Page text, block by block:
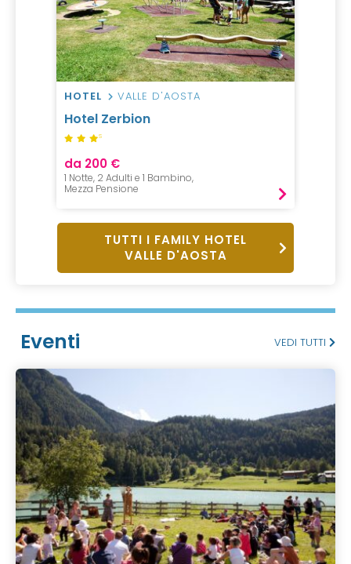
HOTEL VALLE D'AOSTA
Hotel Zerbion
S
da 200 €
1 Notte, 2 Adulti e 1 Bambino,
Mezza Pensione
TUTTI I FAMILY HOTEL
VALLE D'AOSTA
Eventi VEDI TUTTI